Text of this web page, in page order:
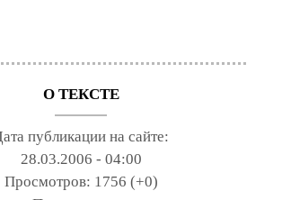
О ТЕКСТЕ
публикации на сайте:
28.03.2006 - 04:00
Просмотров: 1756 (+0)